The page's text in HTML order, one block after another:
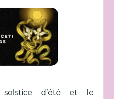
d’été et le